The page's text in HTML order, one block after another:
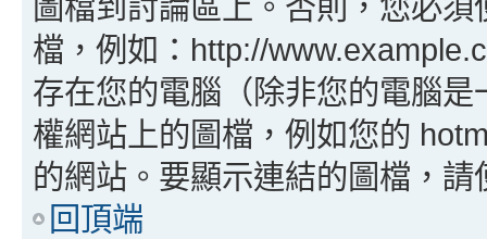
檔，例如：http://
存在您的電腦（除非您的電腦
權網站上的圖檔，例如您的
的網站。要顯示連結的圖檔，
回頂端